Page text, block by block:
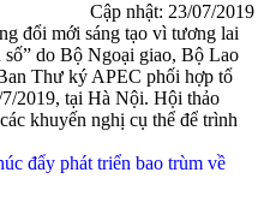
Cập nhật: 23/07/2019
đổi mới sáng tạo vì tương lai
do Bộ Ngoại giao, Bộ Lao
Thư ký APEC phối hợp tổ
2019, tại Hà Nội. Hội thảo
khuyến nghị cụ thể để trình